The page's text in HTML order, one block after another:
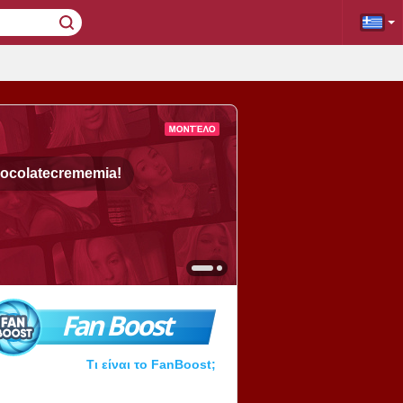
Fan Boost
Τι είναι το FanBoost;